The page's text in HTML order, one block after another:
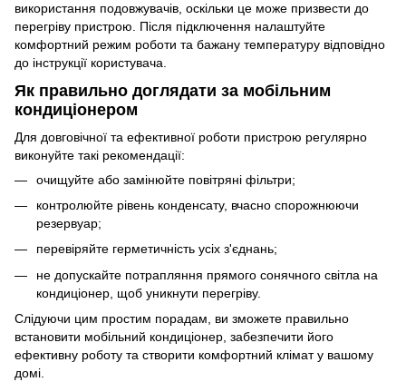
використання подовжувачів, оскільки це може призвести до
перегріву пристрою. Після підключення налаштуйте
комфортний режим роботи та бажану температуру відповідно
до інструкції користувача.
Як правильно доглядати за мобільним
кондиціонером
Для довговічної та ефективної роботи пристрою регулярно
виконуйте такі рекомендації:
очищуйте або замінюйте повітряні фільтри;
контролюйте рівень конденсату, вчасно спорожнюючи
резервуар;
перевіряйте герметичність усіх з'єднань;
не допускайте потрапляння прямого сонячного світла на
кондиціонер, щоб уникнути перегріву.
Слідуючи цим простим порадам, ви зможете правильно
встановити мобільний кондиціонер, забезпечити його
ефективну роботу та створити комфортний клімат у вашому
домі.